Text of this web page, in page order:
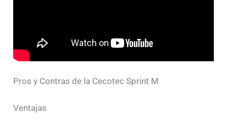
Pros y Contras de la Cecotec Sprint M
Ventajas